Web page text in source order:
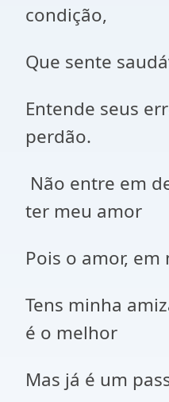
condição,
Que sente
Entende seus
perdão.
Não entre em
ter meu amor
Pois o amor,
Tens minha
é o melhor
Mas já é um